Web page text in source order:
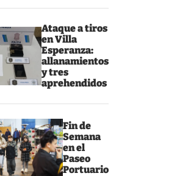
Ataque a tiros
en Villa
Esperanza:
allanamientos
y tres
aprehendidos
Fin de
Semana
en el
Paseo
Portuario